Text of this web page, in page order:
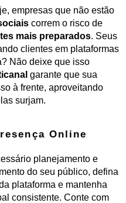
empresas que não estão
correm o risco de
mais preparados. Seus
clientes em plataformas
Não deixe que isso
garante que sua
à frente, aproveitando
surjam.
Online
planejamento e
do seu público, defina
plataforma e mantenha
consistente. Conte com